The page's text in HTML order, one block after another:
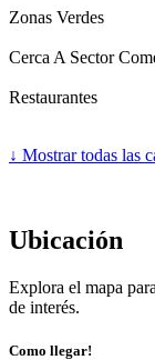
Zonas Verdes
Cerca A Sector
Restaurantes
↓ Mostrar todas las
Ubicación
Explora el mapa
de interés.
Como llegar!